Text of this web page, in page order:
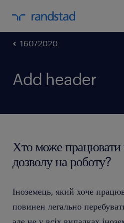
16072020
Add header
Хто може працювати
дозволу на роботу?
Іноземець, який хоче
повинен легально